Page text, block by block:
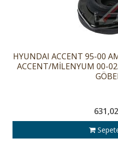
HYUNDAI ACCENT 95-00
ACCENT/MİLENYUM 00-